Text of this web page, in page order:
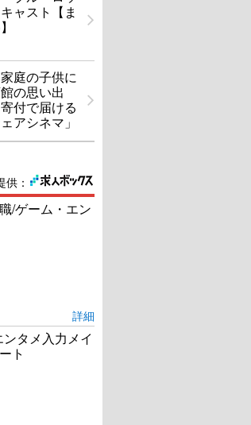
ャスト【ま
庭の子供に
の思い出
付で届ける
ェアシネマ」
供：
/ゲーム・エン
詳細
タメ入力メイ
ト